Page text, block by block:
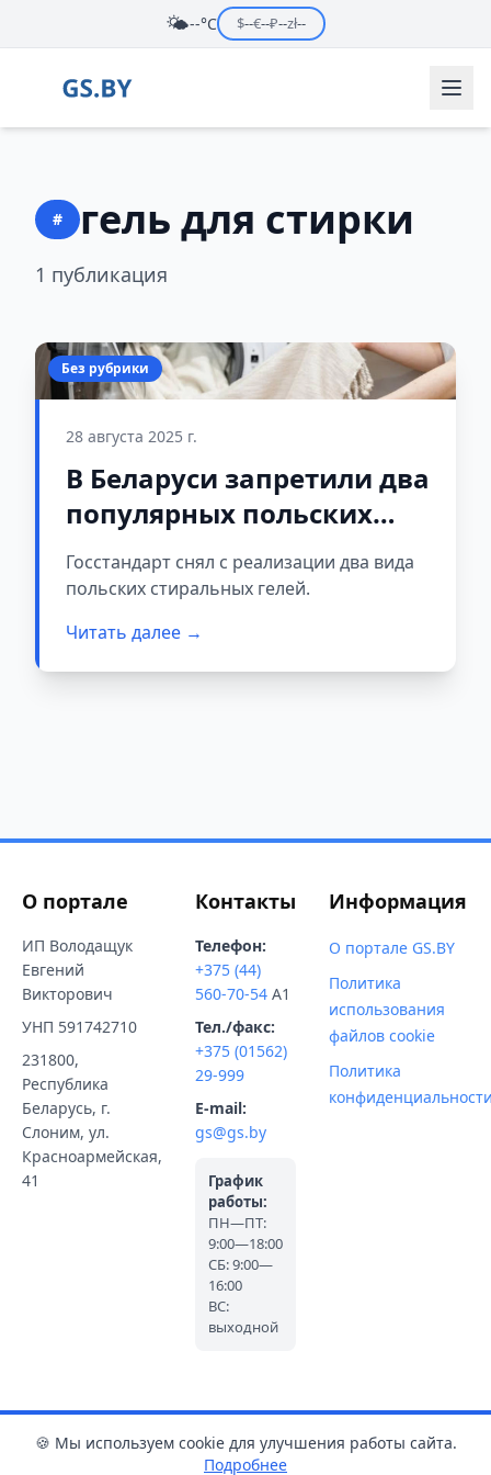
🌤️--°C $--€--₽--zł--
# гель для стирки
1 публикация
Без рубрики
28 августа 2025 г.
В Беларуси запретили два
популярных польских
геля для стирки
Госстандарт снял с реализации два вида
польских стиральных гелей.
Читать далее →
О портале
ИП Володащук
Евгений
Викторович
УНП 591742710
231800,
Республика
Беларусь, г.
Слоним, ул.
Красноармейская,
41
Контакты
Телефон:
+375 (44)
560-70-54 A1
Тел./факс:
+375 (01562)
29-999
E-mail:
gs@gs.by
График
работы:
ПН—ПТ:
9:00—18:00
СБ: 9:00—
16:00
ВС:
выходной
Информация
О портале GS.BY
Политика
использования
файлов cookie
Политика
🍪 Мы используем cookie для улучшения работы сайта.
Подробнее